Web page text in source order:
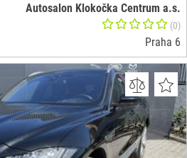
Autosalon Klokočka Centrum a.s.
(0)
Praha 6